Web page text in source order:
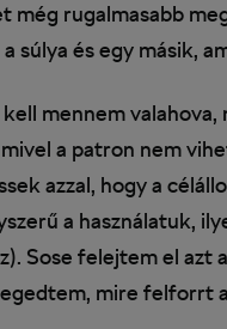
rugalmasabb
súlya és egy másik,
mennem
a patron nem
azzal, hogy a
a használatuk,
Sose felejtem el azt
mire felforrt